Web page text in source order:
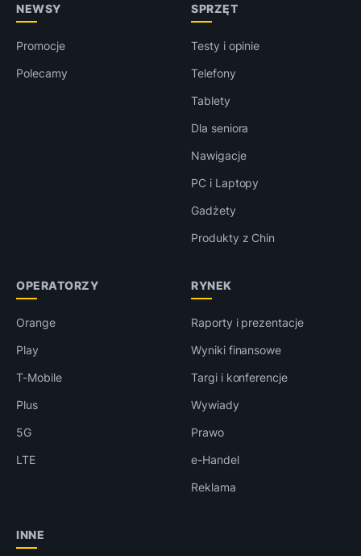
NEWSY
Promocje
Polecamy
SPRZĘT
Testy i opinie
Telefony
Tablety
Dla seniora
Nawigacje
PC i Laptopy
Gadżety
Produkty z Chin
OPERATORZY
Orange
Play
T-Mobile
Plus
5G
LTE
RYNEK
Raporty i prezentacje
Wyniki finansowe
Targi i konferencje
Wywiady
Prawo
e-Handel
Reklama
INNE